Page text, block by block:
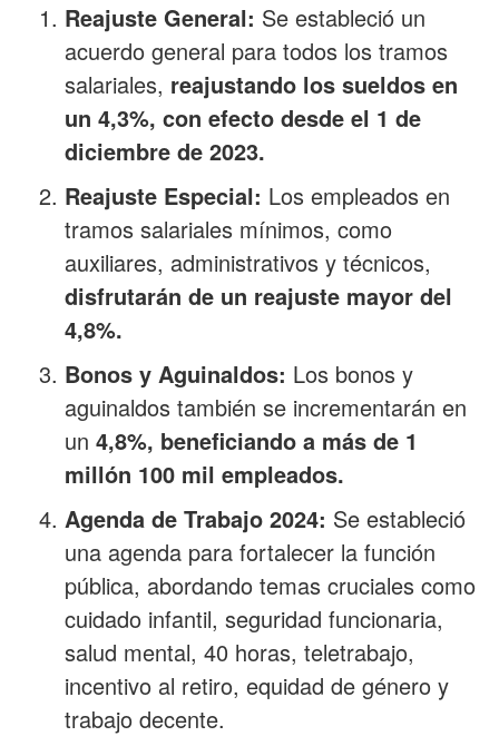
Reajuste General: Se estableció un
acuerdo general para todos los tramos
salariales, reajustando los sueldos en
un 4,3%, con efecto desde el 1 de
diciembre de 2023.
Reajuste Especial: Los empleados en
tramos salariales mínimos, como
auxiliares, administrativos y técnicos,
disfrutarán de un reajuste mayor del
4,8%.
Bonos y Aguinaldos: Los bonos y
aguinaldos también se incrementarán en
un 4,8%, beneficiando a más de 1
millón 100 mil empleados.
Agenda de Trabajo 2024: Se estableció
una agenda para fortalecer la función
pública, abordando temas cruciales como
cuidado infantil, seguridad funcionaria,
salud mental, 40 horas, teletrabajo,
incentivo al retiro, equidad de género y
trabajo decente.